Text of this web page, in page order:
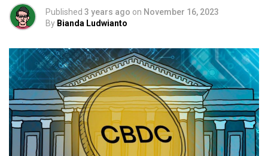
Published 3 years ago on November 16, 2023
By Bianda Ludwianto